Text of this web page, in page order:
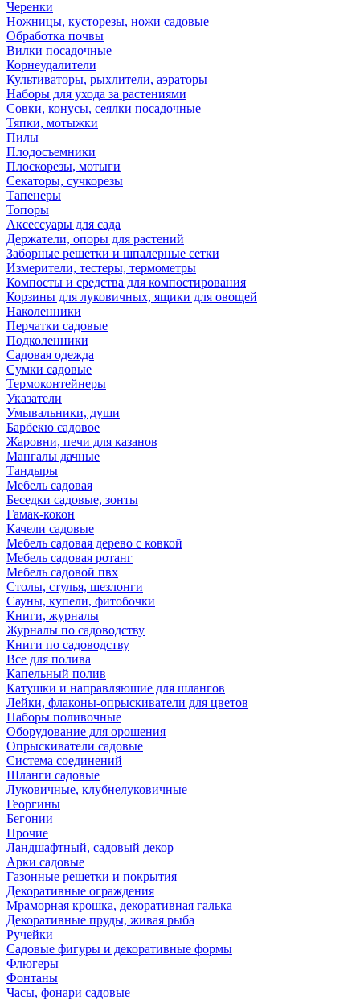
Черенки
Ножницы, кусторезы, ножи садовые
Обработка почвы
Вилки посадочные
Корнеудалители
Культиваторы, рыхлители, аэраторы
Наборы для ухода за растениями
Совки, конусы, сеялки посадочные
Тяпки, мотыжки
Пилы
Плодосъемники
Плоскорезы, мотыги
Секаторы, сучкорезы
Тапенеры
Топоры
Аксессуары для сада
Держатели, опоры для растений
Заборные решетки и шпалерные сетки
Измерители, тестеры, термометры
Компосты и средства для компостирования
Корзины для луковичных, ящики для овощей
Наколенники
Перчатки садовые
Подколенники
Садовая одежда
Сумки садовые
Термоконтейнеры
Указатели
Умывальники, души
Барбекю садовое
Жаровни, печи для казанов
Мангалы дачные
Тандыры
Мебель садовая
Беседки садовые, зонты
Гамак-кокон
Качели садовые
Мебель садовая дерево с ковкой
Мебель садовая ротанг
Мебель садовой пвх
Столы, стулья, шезлонги
Сауны, купели, фитобочки
Книги, журналы
Журналы по садоводству
Книги по садоводству
Все для полива
Капельный полив
Катушки и направляюшие для шлангов
Лейки, флаконы-опрыскиватели для цветов
Наборы поливочные
Оборудование для орошения
Опрыскиватели садовые
Система соединений
Шланги садовые
Луковичные, клубнелуковичные
Георгины
Бегонии
Прочие
Ландшафтный, садовый декор
Арки садовые
Газонные решетки и покрытия
Декоративные ограждения
Мраморная крошка, декоративная галька
Декоративные пруды, живая рыба
Ручейки
Садовые фигуры и декоративные формы
Флюгеры
Фонтаны
Часы, фонари садовые